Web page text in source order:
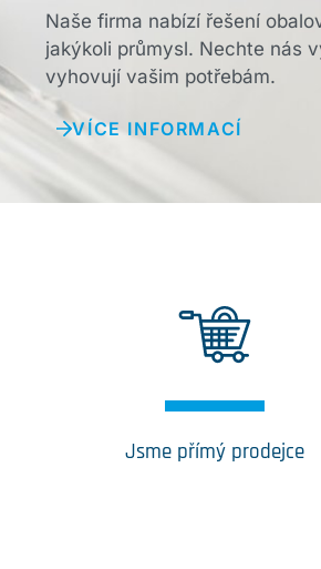
Naše firma nabízí řešení
jakýkoli průmysl. Nechte nás
vyhovují vašim potřebám.
VÍCE INFORMACÍ
Jsme přímý prodejce